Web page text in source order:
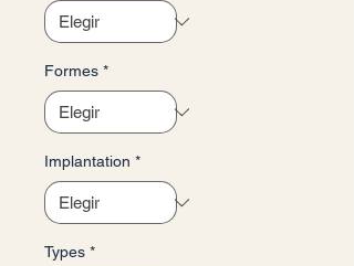
Formes *
Implantation *
Types *